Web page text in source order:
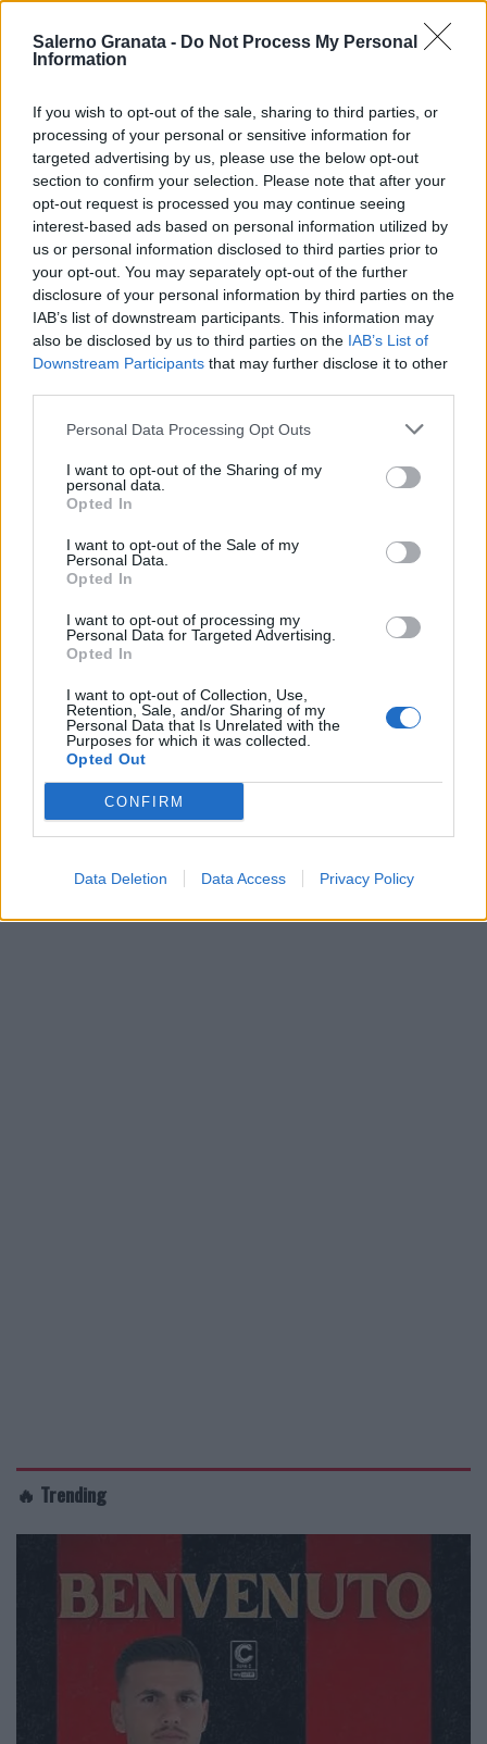
Salerno Granata - Do Not Process My Personal
Information
If you wish to opt-out of the sale, sharing to third parties, or
processing of your personal or sensitive information for
targeted advertising by us, please use the below opt-out
section to confirm your selection. Please note that after your
opt-out request is processed you may continue seeing
interest-based ads based on personal information utilized by
us or personal information disclosed to third parties prior to
your opt-out. You may separately opt-out of the further
disclosure of your personal information by third parties on the
IAB’s list of downstream participants. This information may
also be disclosed by us to third parties on the IAB’s List of
Downstream Participants that may further disclose it to other
Personal Data Processing Opt Outs
I want to opt-out of the Sharing of my
personal data.
Opted In
I want to opt-out of the Sale of my
Personal Data.
Opted In
I want to opt-out of processing my
Personal Data for Targeted Advertising.
Opted In
I want to opt-out of Collection, Use,
Retention, Sale, and/or Sharing of my
Personal Data that Is Unrelated with the
Purposes for which it was collected.
Opted Out
CONFIRM
Data Deletion Data Access Privacy Policy
🔥 Trending